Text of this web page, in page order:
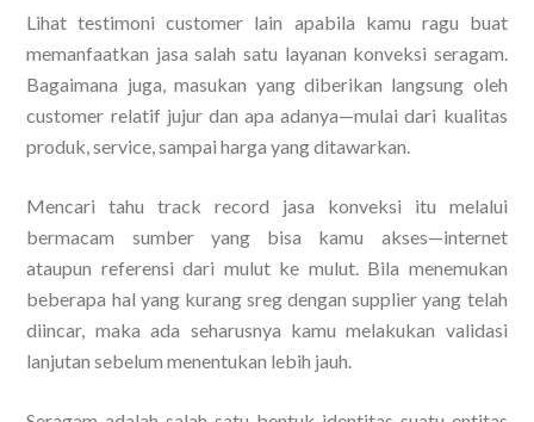
Lihat testimoni customer lain apabila kamu ragu buat
memanfaatkan jasa salah satu layanan konveksi seragam.
Bagaimana juga, masukan yang diberikan langsung oleh
customer relatif jujur dan apa adanya—mulai dari kualitas
produk, service, sampai harga yang ditawarkan.
Mencari tahu track record jasa konveksi itu melalui
bermacam sumber yang bisa kamu akses—internet
ataupun referensi dari mulut ke mulut. Bila menemukan
beberapa hal yang kurang sreg dengan supplier yang telah
diincar, maka ada seharusnya kamu melakukan validasi
lanjutan sebelum menentukan lebih jauh.